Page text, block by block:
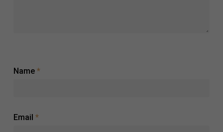
Name *
Email *